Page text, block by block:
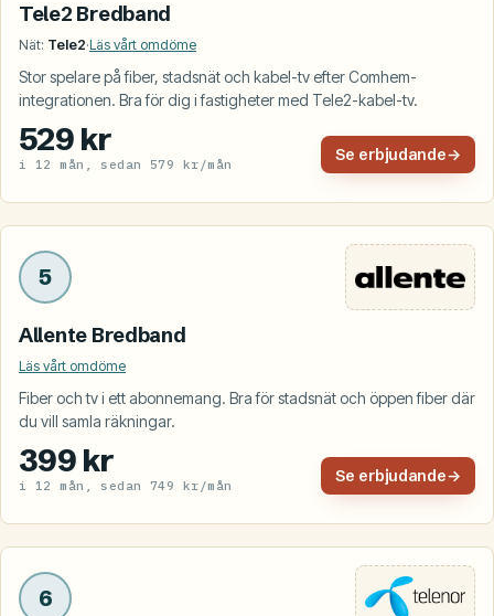
Tele2 Bredband
Nät: Tele2·Läs vårt omdöme
Stor spelare på fiber, stadsnät och kabel-tv efter Comhem-
integrationen. Bra för dig i fastigheter med Tele2-kabel-tv.
529 kr
i 12 mån, sedan 579 kr/mån Se erbjudande→
5
Allente Bredband
Läs vårt omdöme
Fiber och tv i ett abonnemang. Bra för stadsnät och öppen fiber där
du vill samla räkningar.
399 kr
i 12 mån, sedan 749 kr/mån Se erbjudande→
6